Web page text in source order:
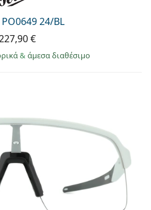
24/BL
€
& άμεσα διαθέσιμο